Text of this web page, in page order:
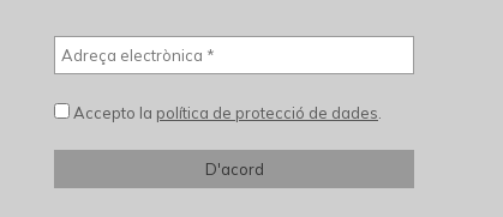
Accepto la política de protecció de dades